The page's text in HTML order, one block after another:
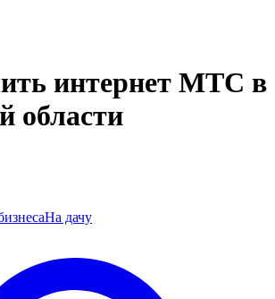
интернет МТС в
области
На дачу